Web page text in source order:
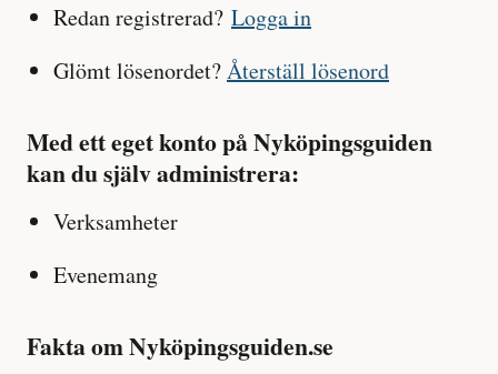
Redan registrerad? Logga in
Glömt lösenordet?Återställ lösenord
Med ett eget konto på Nyköpingsguiden
kan du själv administrera:
Verksamheter
Evenemang
Fakta om Nyköpingsguiden.se